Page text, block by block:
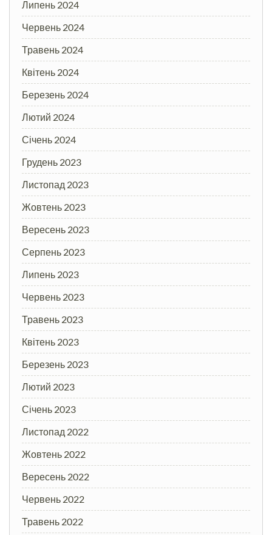
Липень 2024
Червень 2024
Травень 2024
Квітень 2024
Березень 2024
Лютий 2024
Січень 2024
Грудень 2023
Листопад 2023
Жовтень 2023
Вересень 2023
Серпень 2023
Липень 2023
Червень 2023
Травень 2023
Квітень 2023
Березень 2023
Лютий 2023
Січень 2023
Листопад 2022
Жовтень 2022
Вересень 2022
Червень 2022
Травень 2022